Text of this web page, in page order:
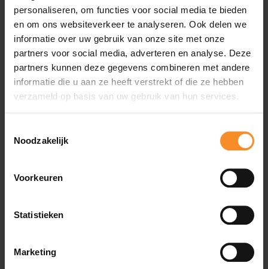
personaliseren, om functies voor social media te bieden
en om ons websiteverkeer te analyseren. Ook delen we
informatie over uw gebruik van onze site met onze
partners voor social media, adverteren en analyse. Deze
partners kunnen deze gegevens combineren met andere
informatie die u aan ze heeft verstrekt of die ze hebben
verzameld op basis van uw gebruik van hun services.
Noodzakelijk
Voorkeuren
Statistieken
Marketing
Wat je misschien ook leuk vindt